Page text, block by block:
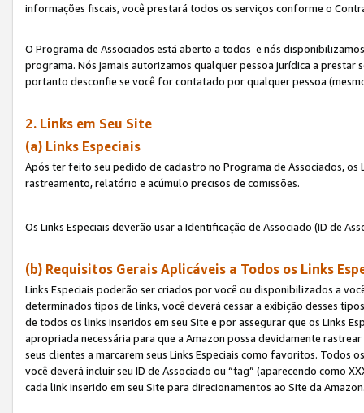
informações fiscais, você prestará todos os serviços conforme o
O Programa de Associados está aberto a todos e nós
programa. Nós jamais autorizamos qualquer pessoa jurídica a
portanto desconfie se você for contatado por qualquer pessoa
2. Links em Seu Site
(a) Links Especiais
Após ter feito seu pedido de cadastro no Programa de Associados, os
rastreamento, relatório e acúmulo precisos de comissões.
Os Links Especiais deverão usar a Identificação de Associado (ID de
(b) Requisitos Gerais Aplicáveis a Todos os Links
Links Especiais poderão ser criados por você ou disponibilizados a
determinados tipos de links, você deverá cessar a exibição desses
de todos os links inseridos em seu Site e por assegurar que os Links
apropriada necessária para que a Amazon possa devidamente
seus clientes a marcarem seus Links Especiais como favoritos. Todos
você deverá incluir seu ID de Associado ou “tag” (aparecendo como
cada link inserido em seu Site para direcionamentos ao Site da